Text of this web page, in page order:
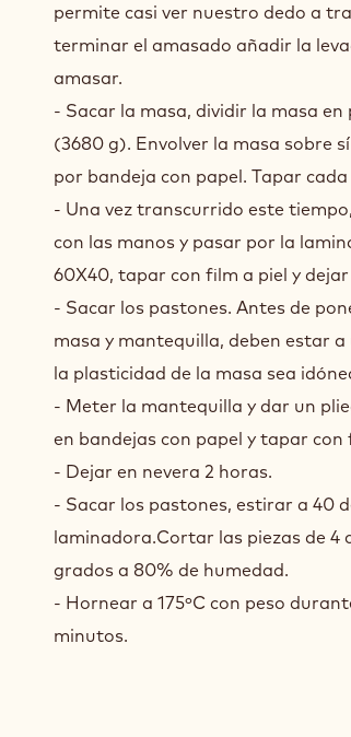
permite casi ver nuestro dedo a
terminar el amasado añadir la
amasar.
- Sacar la masa, dividir la masa
(3680 g). Envolver la masa sobre
por bandeja con papel. Tapar
- Una vez transcurrido este
con las manos y pasar por la
60X40, tapar con film a piel y
- Sacar los pastones. Antes de
masa y mantequilla, deben estar
la plasticidad de la masa sea
- Meter la mantequilla y dar un
en bandejas con papel y tapar con
- Dejar en nevera 2 horas.
- Sacar los pastones, estirar a 40
laminadora.Cortar las piezas de 4
grados a 80% de humedad.
- Hornear a 175ºC con peso
minutos.